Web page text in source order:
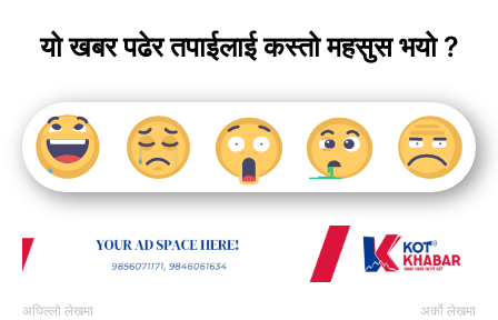
यो खबर पढेर तपाईलाई कस्तो महसुस भयो ?
अघिल्लो लेखमा अर्को लेखमा